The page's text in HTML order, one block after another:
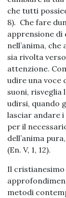
che tutti
8). Che fare
apprensione di
nell’anima,
sia rivolta
attenzione.
udire una voce
suoni, risveglia
udirsi, quando
lasciar andare
per il
dell’anima
(En. V, 1, 12).
Il cristianesimo
metodi